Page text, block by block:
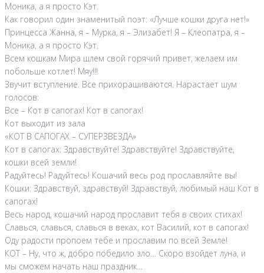
Моника, а я просто Кэт.
Как говорил один знаменитый поэт: «Лучше кошки друга нет!»
Принцесса Жанна, я – Мурка, я – Элизабет! Я – Клеопатра, я –
Моника, а я просто Кэт.
Всем кошкам Мира шлем свой горячий привет, желаем им
побольше котлет! Мяу!!!
Звучит вступление. Все прихорашиваются. Нарастает шум
голосов:
Все – Кот в сапогах! Кот в сапогах!
Кот выходит из зала
«КОТ В САПОГАХ – СУПЕРЗВЕЗДА»
Кот в сапогах: Здравствуйте! Здравствуйте! Здравствуйте,
кошки всей земли!
Радуйтесь! Радуйтесь! Кошачий весь род прославляйте вы!
Кошки: Здравствуй, здравствуй! Здравствуй, любимый наш Кот в
сапогах!
Весь народ, кошачий народ прославит тебя в своих стихах!
Славься, славься, славься в веках, кот Василий, кот в сапогах!
Оду радости пропоем тебе и прославим по всей Земле!
КОТ – Ну, что ж, добро победило зло… Скоро взойдет луна, и
мы сможем начать наш праздник…